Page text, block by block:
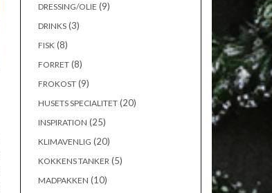
DRESSING/OLIE (9)
DRINKS(3)
FISK (8)
FORRET(8)
FROKOST(9)
HUSETS SPECIALITET(20)
INSPIRATION (25)
KLIMAVENLIG (20)
KOKKENS TANKER (5)
MADPAKKEN (10)